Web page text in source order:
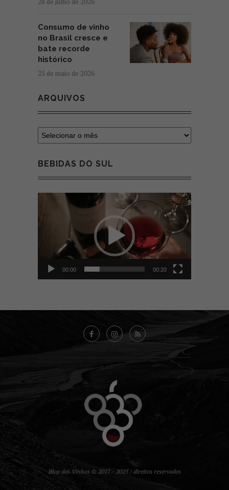
Consumo de vinho
no Brasil cresce e
bate recorde
histórico
25 de maio de 2026
ARQUIVOS
BEBIDAS DO SUL
00:00 00:20
Blog dos Vinhos © 2017 - 2025 / direitos reservados